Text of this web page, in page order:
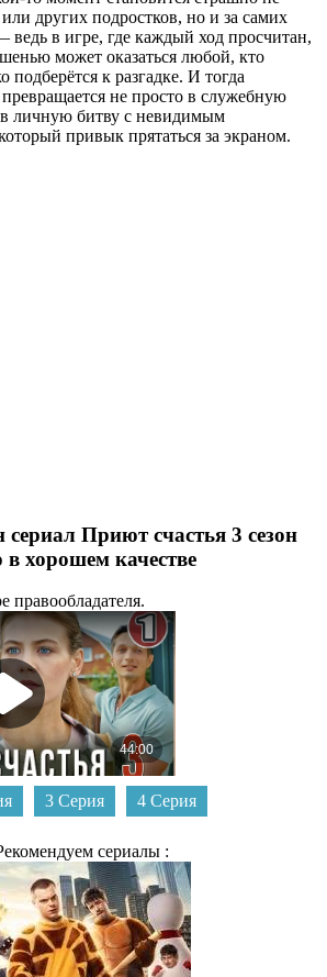
других подростков, но и за самих
ведь в игре, где каждый ход просчитан,
может оказаться любой, кто
подберётся к разгадке. И тогда
превращается не просто в служебную
в личную битву с невидимым
привык прятаться за экраном.
сериал Приют счастья 3 сезон
в хорошем качестве
правообладателя.
3 Серия 4 Серия
сериалы :